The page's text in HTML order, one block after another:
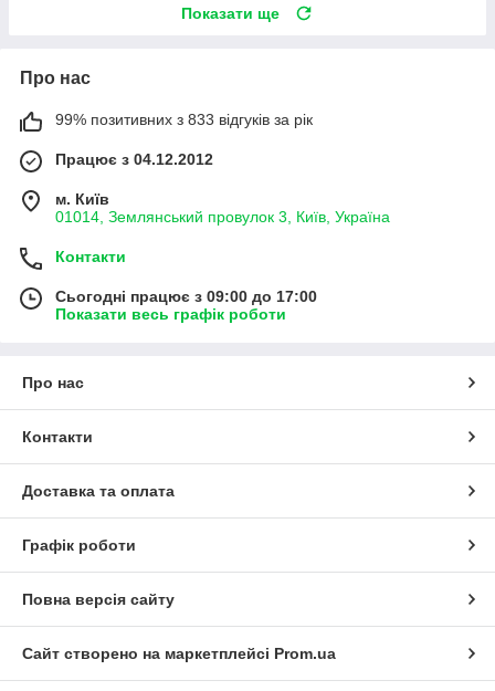
Показати ще
Про нас
99% позитивних з 833 відгуків за рік
Працює з 04.12.2012
м. Київ
01014, Землянський провулок 3, Київ, Україна
Контакти
Сьогодні працює з 09:00 до 17:00
Показати весь графік роботи
Про нас
Контакти
Доставка та оплата
Графік роботи
Повна версія сайту
Сайт створено на маркетплейсі Prom.ua